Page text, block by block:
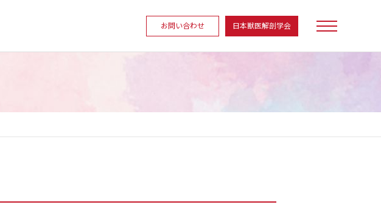
お問い合わせ 日本獣医解剖学会